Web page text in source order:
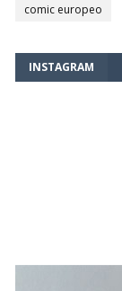
comic europeo
INSTAGRAM